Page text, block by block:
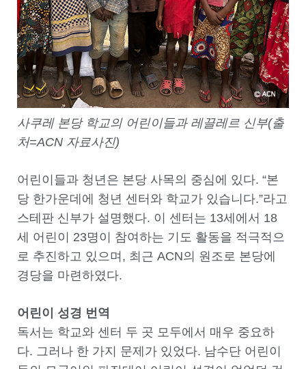
사쿠레 본당 학교의 어린이들과 레끌레르 신부(출
처=ACN 자료사진)
어린이들과 청년은 본당 사목의 중심에 있다. “본
당 한가운데에 청년 센터와 학교가 있습니다.”라고
스테판 신부가 설명했다. 이 센터는 13세에서 18
세 어린이 23명이 참여하는 기도 활동을 적극적으
로 추진하고 있으며, 최근 ACN의 원조로 본당에
경당을 마련하였다.
어린이 성경 번역
독서는 학교와 센터 두 곳 모두에서 매우 중요하
다. 그러나 한 가지 문제가 있었다. 남수단 어린이